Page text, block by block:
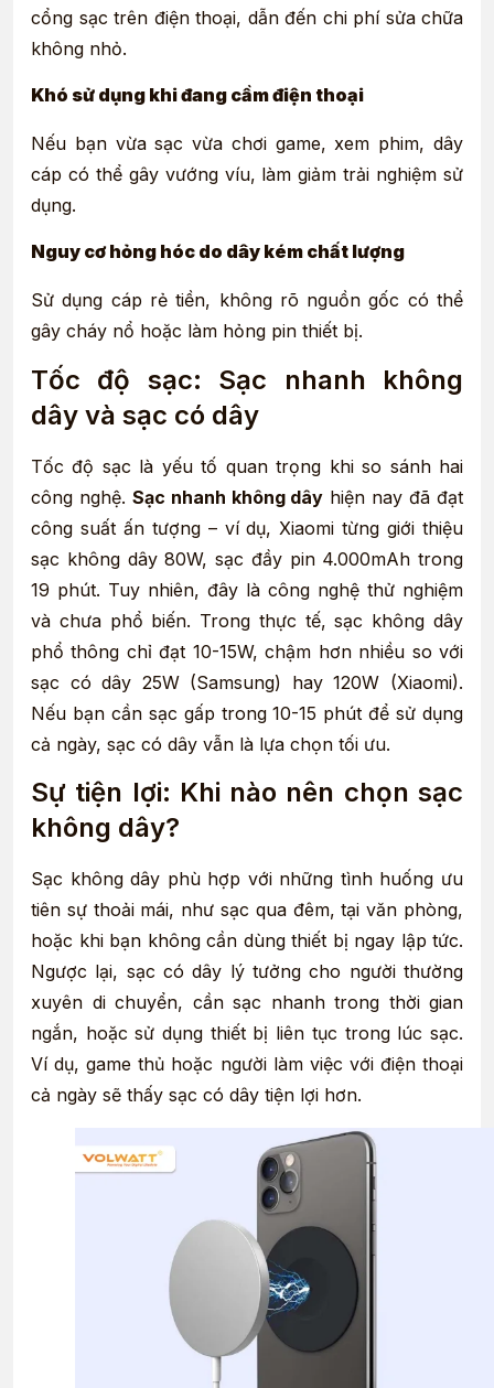
cổng sạc trên điện thoại, dẫn đến chi phí sửa chữa
không nhỏ.
Khó sử dụng khi đang cầm điện thoại
Nếu bạn vừa sạc vừa chơi game, xem phim, dây
cáp có thể gây vướng víu, làm giảm trải nghiệm sử
dụng.
Nguy cơ hỏng hóc do dây kém chất lượng
Sử dụng cáp rẻ tiền, không rõ nguồn gốc có thể
gây cháy nổ hoặc làm hỏng pin thiết bị.
Tốc độ sạc: Sạc nhanh không
dây và sạc có dây
Tốc độ sạc là yếu tố quan trọng khi so sánh hai
công nghệ. Sạc nhanh không dây hiện nay đã đạt
công suất ấn tượng – ví dụ, Xiaomi từng giới thiệu
sạc không dây 80W, sạc đầy pin 4.000mAh trong
19 phút. Tuy nhiên, đây là công nghệ thử nghiệm
và chưa phổ biến. Trong thực tế, sạc không dây
phổ thông chỉ đạt 10-15W, chậm hơn nhiều so với
sạc có dây 25W (Samsung) hay 120W (Xiaomi).
Nếu bạn cần sạc gấp trong 10-15 phút để sử dụng
cả ngày, sạc có dây vẫn là lựa chọn tối ưu.
Sự tiện lợi: Khi nào nên chọn sạc
không dây?
Sạc không dây phù hợp với những tình huống ưu
tiên sự thoải mái, như sạc qua đêm, tại văn phòng,
hoặc khi bạn không cần dùng thiết bị ngay lập tức.
Ngược lại, sạc có dây lý tưởng cho người thường
xuyên di chuyển, cần sạc nhanh trong thời gian
ngắn, hoặc sử dụng thiết bị liên tục trong lúc sạc.
Ví dụ, game thủ hoặc người làm việc với điện thoại
cả ngày sẽ thấy sạc có dây tiện lợi hơn.